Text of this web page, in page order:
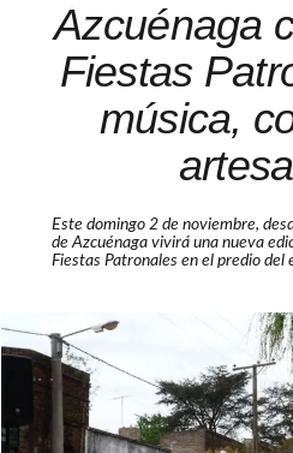
Azcuénaga
Fiestas
música,
Este domingo 2 de noviembre,
de Azcuénaga vivirá una nueva
Fiestas Patronales en el predio del